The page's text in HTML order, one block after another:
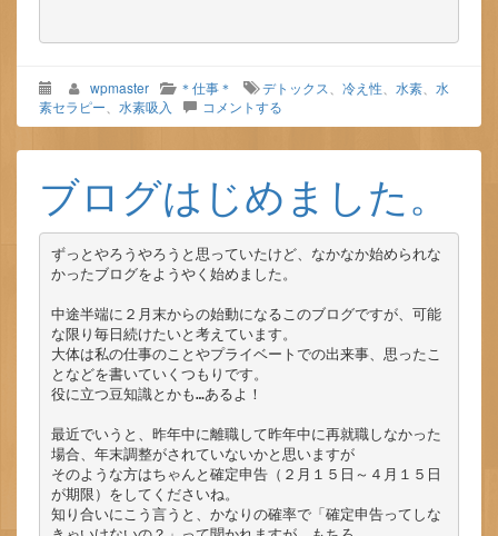
wpmaster ＊仕事＊ デトックス 冷え性 水素
水
素セラピー
水素吸入 コメントする
ブログはじめました。
ずっとやろうやろうと思っていたけど、なかなか始められな
かったブログをようやく始めました。
中途半端に２月末からの始動になるこのブログですが、可能
な限り毎日続けたいと考えています。
大体は私の仕事のことやプライベートでの出来事、思ったこ
となどを書いていくつもりです。
役に立つ豆知識とかも…あるよ！
最近でいうと、昨年中に離職して昨年中に再就職しなかった
場合、年末調整がされていないかと思いますが
そのような方はちゃんと確定申告（２月１５日～４月１５日
が期限）をしてくださいね。
知り合いにこう言うと、かなりの確率で「確定申告ってしな